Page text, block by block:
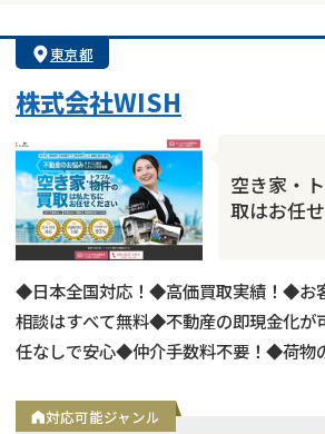
東京都
株式会社WISH
空き家・
取はお任
◆日本全国対応！◆高価買取実績！◆お
相談はすべて無料◆不動産の即現金化
任なしで安心◆仲介手数料不要！◆荷物
対応可能ジャンル